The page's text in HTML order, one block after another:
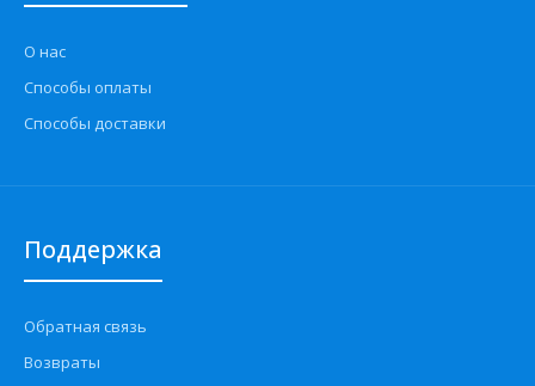
О нас
Способы оплаты
Способы доставки
Поддержка
Обратная связь
Возвраты